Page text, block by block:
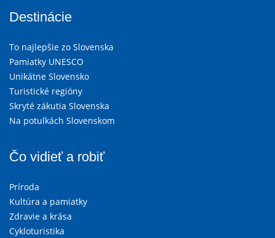
Destinácie
To najlepšie zo Slovenska
Pamiatky UNESCO
Unikátne Slovensko
Turistické regióny
Skryté zákutia Slovenska
Na potulkách Slovenskom
Čo vidieť a robiť
Príroda
Kultúra a pamiatky
Zdravie a krása
Cykloturistika